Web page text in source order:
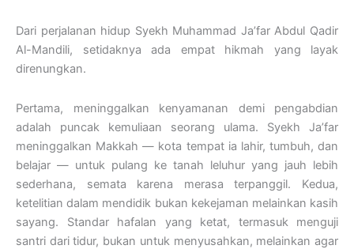
Dari perjalanan hidup Syekh Muhammad Ja’far Abdul Qadir
Al-Mandili, setidaknya ada empat hikmah yang layak
direnungkan.
Pertama, meninggalkan kenyamanan demi pengabdian
adalah puncak kemuliaan seorang ulama. Syekh Ja’far
meninggalkan Makkah — kota tempat ia lahir, tumbuh, dan
belajar — untuk pulang ke tanah leluhur yang jauh lebih
sederhana, semata karena merasa terpanggil. Kedua,
ketelitian dalam mendidik bukan kekejaman melainkan kasih
sayang. Standar hafalan yang ketat, termasuk menguji
santri dari tidur, bukan untuk menyusahkan, melainkan agar